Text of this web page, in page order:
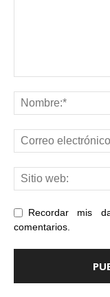
Recordar mis
comentarios.